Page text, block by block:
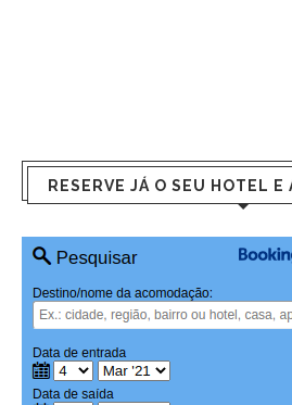
RESERVE JÁ O SEU HOTEL E